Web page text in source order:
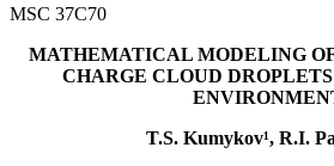
MSC 37C70
MATHEMATICAL MODELING
CHARGE CLOUD
T.S. Kumykov¹, R.I.